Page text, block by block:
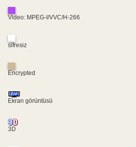
Video: MPEG-I/VVC/H-266
sifresiz
Encrypted
Ekran görüntüsü
3D